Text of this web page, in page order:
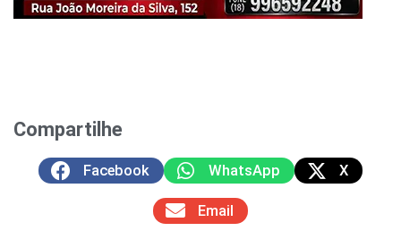
Compartilhe
Facebook WhatsApp X
Email